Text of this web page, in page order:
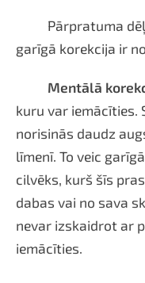
Pārpratuma dēļ
garīgā korekcija ir
Mentālā
kuru var iemācīties.
norisinās daudz
līmenī. To veic
cilvēks, kurš šīs
dabas vai no sava
nevar izskaidrot ar
iemācīties.